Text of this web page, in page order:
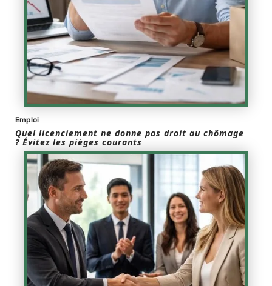
Emploi
Quel licenciement ne donne pas droit au chômage
? Évitez les pièges courants